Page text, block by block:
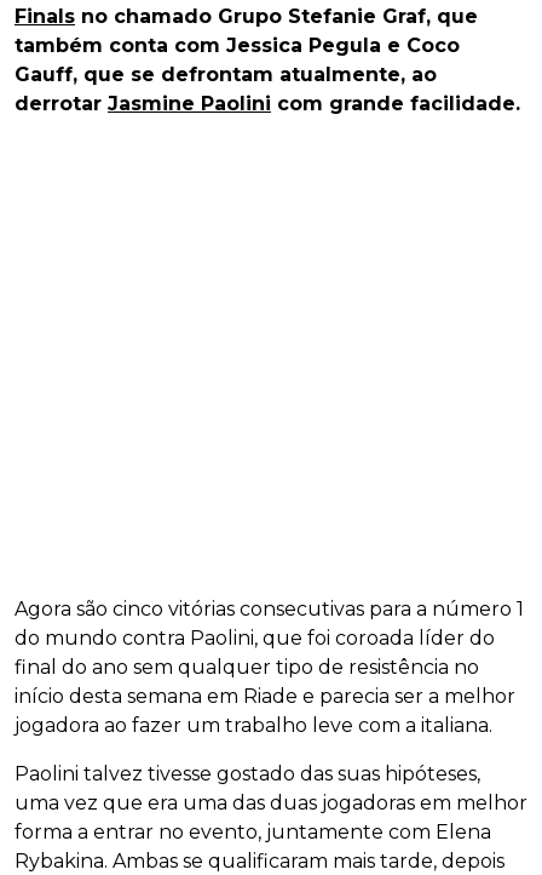
Finals no chamado Grupo Stefanie Graf, que
também conta com Jessica Pegula e Coco
Gauff, que se defrontam atualmente, ao
derrotar Jasmine Paolini com grande facilidade.
Agora são cinco vitórias consecutivas para a número 1
do mundo contra Paolini, que foi coroada líder do
final do ano sem qualquer tipo de resistência no
início desta semana em Riade e parecia ser a melhor
jogadora ao fazer um trabalho leve com a italiana.
Paolini talvez tivesse gostado das suas hipóteses,
uma vez que era uma das duas jogadoras em melhor
forma a entrar no evento, juntamente com Elena
Rybakina. Ambas se qualificaram mais tarde, depois